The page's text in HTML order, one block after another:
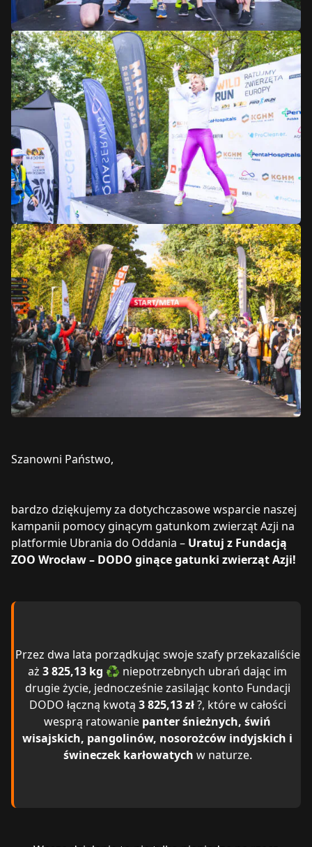
Szanowni Państwo,
bardzo dziękujemy za dotychczasowe wsparcie naszej
kampanii pomocy ginącym gatunkom zwierząt Azji na
platformie Ubrania do Oddania – Uratuj z Fundacją
ZOO Wrocław – DODO ginące gatunki zwierząt Azji!
Przez dwa lata porządkując swoje szafy przekazaliście
aż 3 825,13 kg ♻️ niepotrzebnych ubrań dając im
drugie życie, jednocześnie zasilając konto Fundacji
DODO łączną kwotą 3 825,13 zł?, które w całości
wesprą ratowanie panter śnieżnych, świń
wisajskich, pangolinów, nosorożców indyjskich i
świneczek karłowatych w naturze.